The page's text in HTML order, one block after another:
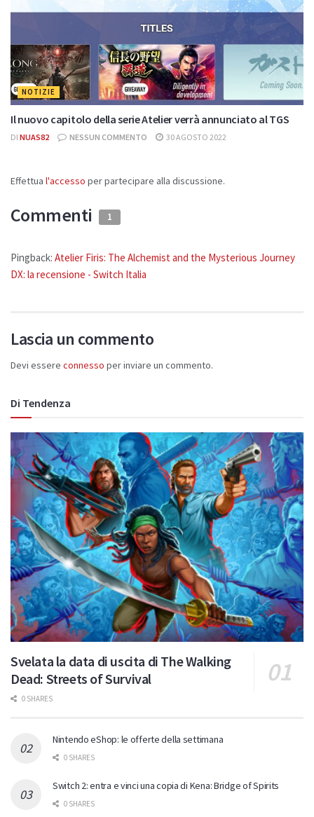
NOTIZIE
Il nuovo capitolo della serie Atelier verrà annunciato al TGS
DI NUAS82 NESSUN COMMENTO 30 AGOSTO 2022
Effettua l'accesso per partecipare alla discussione.
Commenti 1
Pingback: Atelier Firis: The Alchemist and the Mysterious Journey
DX: la recensione - Switch Italia
Lascia un commento
Devi essere connesso per inviare un commento.
Di Tendenza
Svelata la data di uscita di The Walking
Dead: Streets of Survival
0 SHARES
Nintendo eShop: le offerte della settimana
0 SHARES
Switch 2: entra e vinci una copia di Kena: Bridge of Spirits
0 SHARES